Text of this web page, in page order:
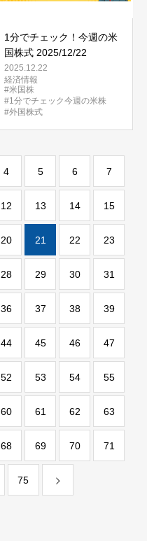
1分でチェック！今週の米
国株式 2025/12/22
2025.12.22
経済情報
#米国株
#1分でチェック今週の米株
#外国株式
4 5 6 7
12 13 14 15
20 21 22 23
28 29 30 31
36 37 38 39
44 45 46 47
52 53 54 55
60 61 62 63
68 69 70 71
75